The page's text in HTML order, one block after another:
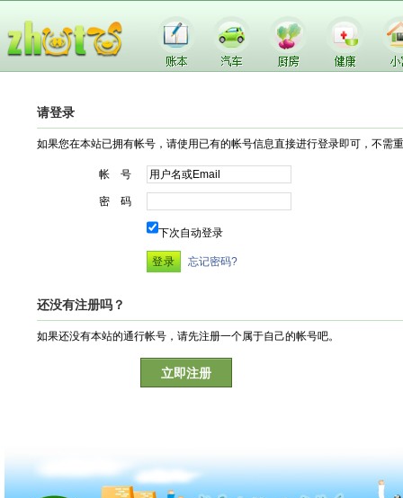
请登录
如果您在本站已拥有帐号，请使用已有的帐号信息直接进行登录即可，不需
帐 号
密 码
下次自动登录
忘记密码?
还没有注册吗？
如果还没有本站的通行帐号，请先注册一个属于自己的帐号吧。
立即注册